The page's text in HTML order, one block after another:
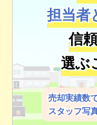
担当者
信
選ぶ
売却実績数
スタッフ写